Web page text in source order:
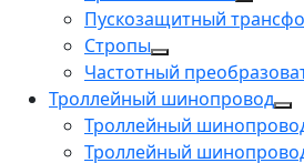
Пускозащитный
Стропы
Частотный
Троллейный шинопровод
Троллейный
Троллейный